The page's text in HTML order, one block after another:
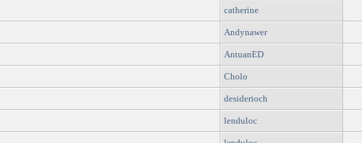
catherine
Andynawer
AntuanED
Cholo
desiderioch
lenduloc